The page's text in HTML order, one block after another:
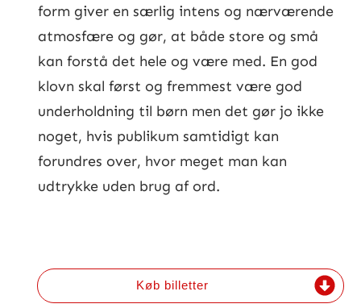
form giver en særlig intens og nærværende
atmosfære og gør, at både store og små
kan forstå det hele og være med. En god
klovn skal først og fremmest være god
underholdning til børn men det gør jo ikke
noget, hvis publikum samtidigt kan
forundres over, hvor meget man kan
udtrykke uden brug af ord.
Køb billetter